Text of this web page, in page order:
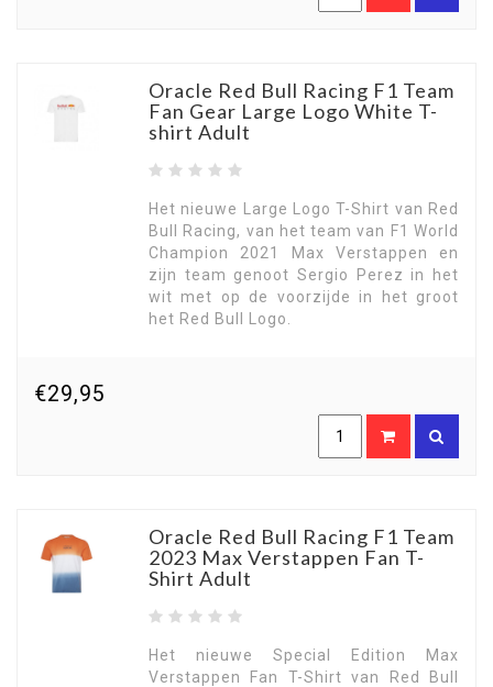
Oracle Red Bull Racing F1 Team
Fan Gear Large Logo White T-
shirt Adult
Het nieuwe Large Logo T-Shirt van Red
Bull Racing, van het team van F1 World
Champion 2021 Max Verstappen en
zijn team genoot Sergio Perez in het
wit met op de voorzijde in het groot
het Red Bull Logo.
€29,95
Oracle Red Bull Racing F1 Team
2023 Max Verstappen Fan T-
Shirt Adult
Het nieuwe Special Edition Max
Verstappen Fan T-Shirt van Red Bull